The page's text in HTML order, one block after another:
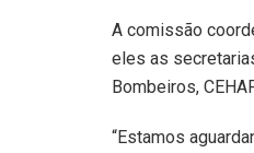
A comissão
eles as
Bombeiros,
“Estamos